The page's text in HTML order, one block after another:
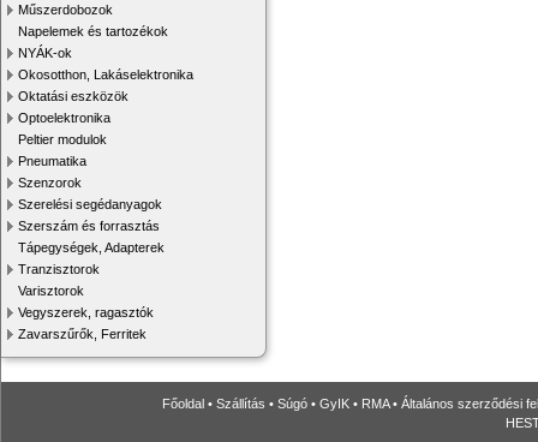
Műszerdobozok
Napelemek és tartozékok
NYÁK-ok
Okosotthon, Lakáselektronika
Oktatási eszközök
Optoelektronika
Peltier modulok
Pneumatika
Szenzorok
Szerelési segédanyagok
Szerszám és forrasztás
Tápegységek, Adapterek
Tranzisztorok
Varisztorok
Vegyszerek, ragasztók
Zavarszűrők, Ferritek
Főoldal • Szállítás • Súgó • GyIK • RMA• Általános szerződési